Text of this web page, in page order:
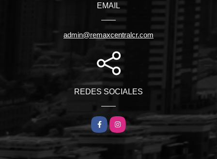
EMAIL
admin@remaxcentralcr.com
REDES SOCIALES
FacebookInstagram